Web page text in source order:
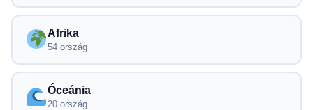
Afrika
54 ország
Óceánia
20 ország